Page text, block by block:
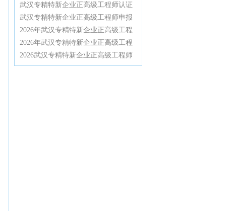
指南2026
认证绿色通道：专家一对一精准辅
导，轻松通关正高评审
武汉专精特新企业正高级工程师认证
辅导：2026年绿色通道已开启，申报
条件与材料清单全解析
武汉专精特新企业正高级工程师申报
实战指南：2026政策红利与通关全流
程详解
2026年武汉专精特新企业正高级工程
师认证辅导特训营：从资格审核到答
辩一次通关
2026年武汉专精特新企业正高级工程
师认证辅导全攻略，资深专家带你高
效通过高级职称评审
2026武汉专精特新企业正高级工程师
认证辅导：深度解密评审规则与通关